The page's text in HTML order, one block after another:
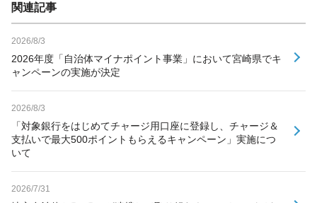
関連記事
2026/8/3
2026年度「自治体マイナポイント事業」において宮崎県でキ
ャンペーンの実施が決定
2026/8/3
「対象銀行をはじめてチャージ用口座に登録し、チャージ＆
支払いで最大500ポイントもらえるキャンペーン」実施につ
いて
2026/7/31